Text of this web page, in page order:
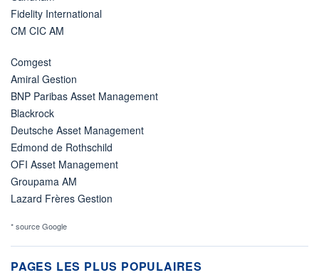
Fidelity International
CM CIC AM
Comgest
Amiral Gestion
BNP Paribas Asset Management
Blackrock
Deutsche Asset Management
Edmond de Rothschild
OFI Asset Management
Groupama AM
Lazard Frères Gestion
* source Google
PAGES LES PLUS POPULAIRES